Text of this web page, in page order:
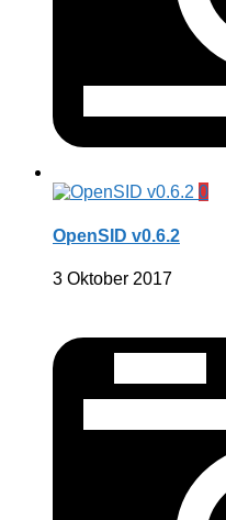
0
OpenSID v0.6.2
3 Oktober 2017